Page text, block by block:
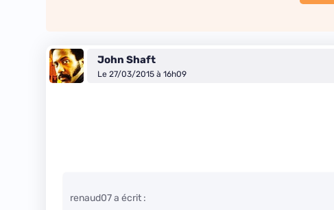
John Shaft
Le 27/03/2015 à 16h09
renaud07 a écrit :